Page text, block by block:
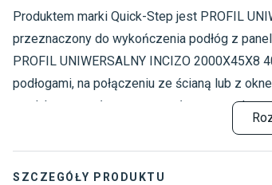
Produktem marki Quick-Step jest PROFIL
przeznaczony do wykończenia podłóg z
PROFIL UNIWERSALNY INCIZO
podłogami, na połączeniu ze ścianą lub z
produktem trwałym, wytrzymałym oraz
SZCZEGÓŁY PRODUKTU